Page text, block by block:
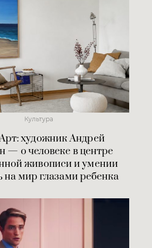
Культура
художник Андрей
— о человеке в центре
живописи и умении
на мир глазами ребенка